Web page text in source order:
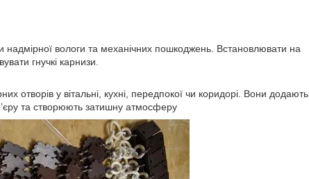
вологи та механічних пошкоджень. Встановлювати на
гнучкі карнизи.
отворів у вітальні, кухні, передпокої чи коридорі. Вони додають
та створюють затишну атмосферу